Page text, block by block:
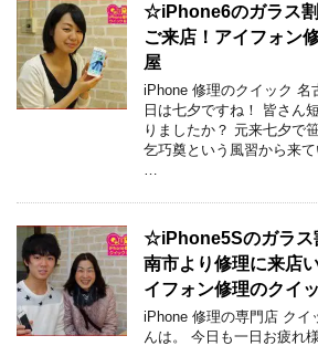
☆iPhone6のガラス割
ご来店！アイフォン
屋
iPhone 修理のクイック 名
日は七夕ですね！ 皆さん
りましたか？ 元来七夕で
乞巧奠という風習から来
☆iPhone5Sのガラス
南市より修理に来店
イフォン修理のクイ
iPhone 修理の専門店 クイ
んは。 今日も一日お疲れ